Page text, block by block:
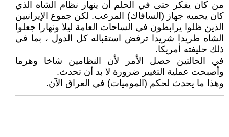
من كان يفكر حتى في الحلم أن ينهار نظام الشاه الذي
كان يحميه جهاز (السافاك) المرعب. لكن جموع الإيرانيين
الذين ظلوا يرابطون في الساحات العامة ليلا ونهارا جعلوا
الشاه طريدا شريدا ترفض استقباله كل الدول ، بما في
ذلك حليفته أمريكا.
في الحالتين حصل الأمر لأن النظامين شاخا وهرما
وأصبحت عملية التغيير ضرورة لا بد أن تحدث.
وهذا ما يحدث لحكم (الموميات) في العراق الآن.